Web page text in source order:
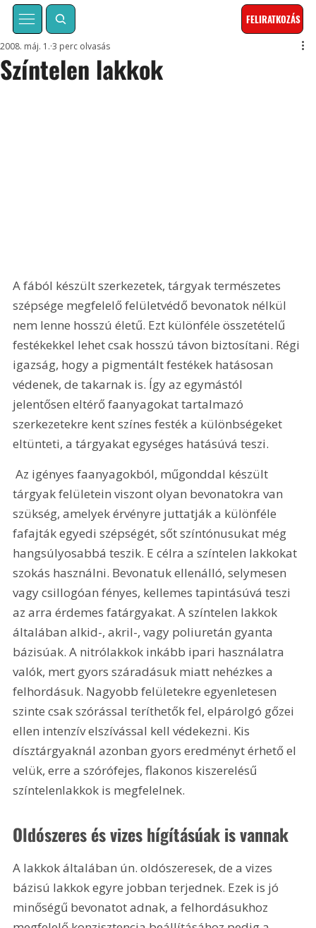
FELIRATKOZÁS
Színtelen lakkok
2008. máj. 1. 3 perc olvasás
A fából készült szerkezetek, tárgyak természetes
szépsége megfelelő felületvédő bevonatok nélkül
nem lenne hosszú életű. Ezt különféle összetételű
festékekkel lehet csak hosszú távon biztosítani. Régi
igazság, hogy a pigmentált festékek hatásosan
védenek, de takarnak is. Így az egymástól
jelentősen eltérő faanyagokat tartalmazó
szerkezetekre kent színes festék a különbségeket
eltünteti, a tárgyakat egységes hatásúvá teszi.
Az igényes faanyagokból, műgonddal készült
tárgyak felületein viszont olyan bevonatokra van
szükség, amelyek érvényre juttatják a különféle
fafajták egyedi szépségét, sőt színtónusukat még
hangsúlyosabbá teszik. E célra a színtelen lakkokat
szokás használni. Bevonatuk ellenálló, selymesen
vagy csillogóan fényes, kellemes tapintásúvá teszi
az arra érdemes fatárgyakat. A színtelen lakkok
általában alkid-, akril-, vagy poliuretán gyanta
bázisúak. A nitrólakkok inkább ipari használatra
valók, mert gyors száradásuk miatt nehézkes a
felhordásuk. Nagyobb felületekre egyenletesen
szinte csak szórással teríthetők fel, elpárolgó gőzei
ellen intenzív elszívással kell védekezni. Kis
dísztárgyaknál azonban gyors eredményt érhető el
velük, erre a szórófejes, flakonos kiszerelésű
színtelenlakkok is megfelelnek.
Oldószeres és vizes hígításúak is vannak
A lakkok általában ún. oldószeresek, de a vizes
bázisú lakkok egyre jobban terjednek. Ezek is jó
minőségű bevonatot adnak, a felhordásukhoz